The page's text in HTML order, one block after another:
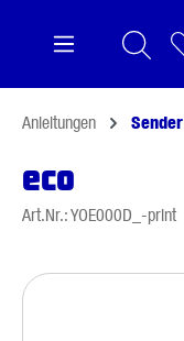
Anleitungen Sender
eco
Art.Nr.: YOE000D_-print
Bildergalerie überspringen